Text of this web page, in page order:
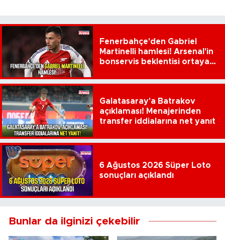
Fenerbahçe'den Gabriel
Martinelli hamlesi! Arsenal'in
bonservis beklentisi ortaya
Galatasaray'a Batrakov
açıklaması! Menajerinden
transfer iddialarına net yanıt
6 Ağustos 2026 Süper Loto
sonuçları açıklandı
Bunlar da ilginizi çekebilir